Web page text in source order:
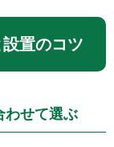
置のコツ
わせて選ぶ